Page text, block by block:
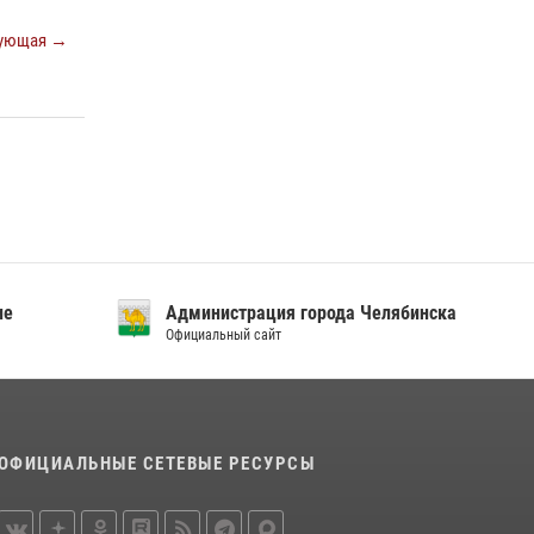
→
Администрация города Челябинска
Официальный сайт
СЕТЕВЫЕ РЕСУРСЫ